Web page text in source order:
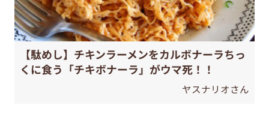
【駄めし】チキンラーメンをカルボナーラちっ
くに食う「チキボナーラ」がウマ死！！
ヤスナリオさん